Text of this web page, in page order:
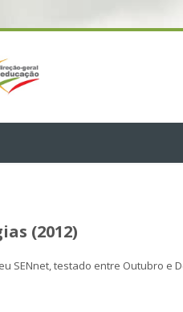
(2012)
SENnet, testado entre Outubro e